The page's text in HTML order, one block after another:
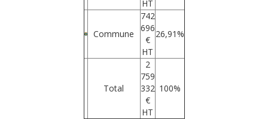
HT
Commune
742
696
€
HT
26,91%
Total
2
759
332
€
HT
100%